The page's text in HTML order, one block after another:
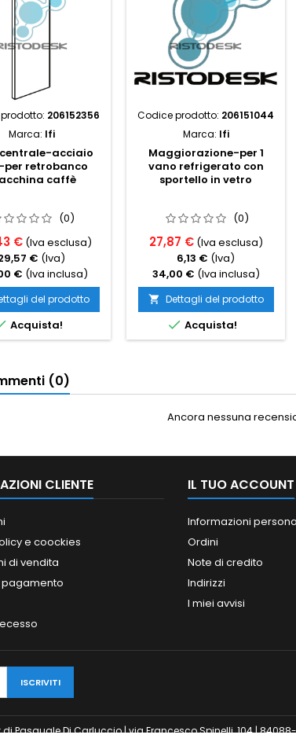
206152356
Marca: Ifi
acciaio
per retrobanco
caffè
(0)
€ (Iva esclusa)
€ (Iva)
€ (Iva inclusa)
del prodotto
Acquista!
Codice prodotto: 206151044
Marca: Ifi
Maggiorazione-per 1
vano refrigerato con
sportello in vetro
(0)
27,87 € (Iva esclusa)
6,13 € (Iva)
34,00 € (Iva inclusa)
 Dettagli del prodotto
 Acquista!
(0)
Ancora nessuna
CLIENTE
e coockies
di vendita
pagamento
IL TUO ACCOUNT
Informazioni
Ordini
Note di credito
Indirizzi
I miei avvisi
Di Carluccio | via Francesco Spinelli, 104 | 84088-